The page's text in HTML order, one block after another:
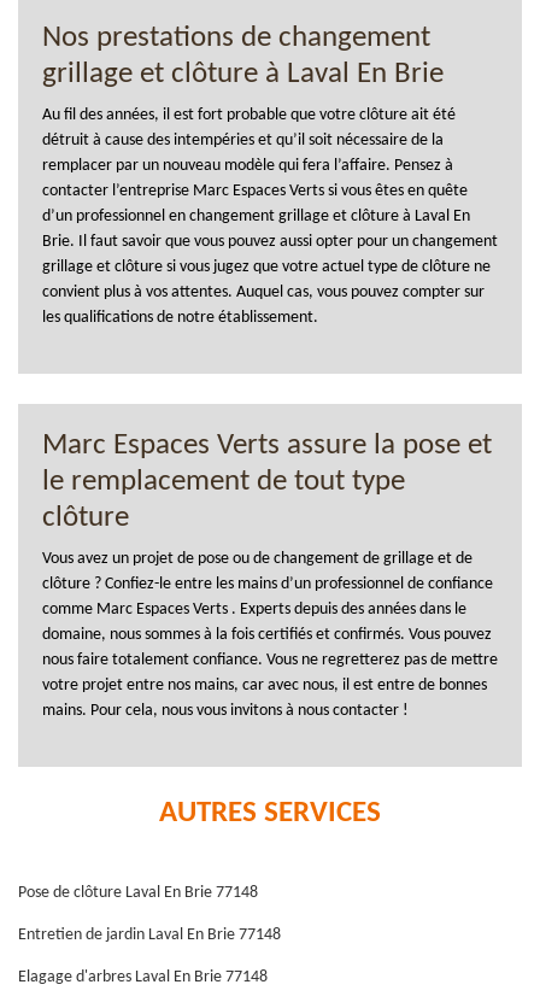
Nos prestations de changement
grillage et clôture à Laval En Brie
Au fil des années, il est fort probable que votre clôture ait été
détruit à cause des intempéries et qu’il soit nécessaire de la
remplacer par un nouveau modèle qui fera l’affaire. Pensez à
contacter l’entreprise Marc Espaces Verts si vous êtes en quête
d’un professionnel en changement grillage et clôture à Laval En
Brie. Il faut savoir que vous pouvez aussi opter pour un changement
grillage et clôture si vous jugez que votre actuel type de clôture ne
convient plus à vos attentes. Auquel cas, vous pouvez compter sur
les qualifications de notre établissement.
Marc Espaces Verts assure la pose et
le remplacement de tout type
clôture
Vous avez un projet de pose ou de changement de grillage et de
clôture ? Confiez-le entre les mains d’un professionnel de confiance
comme Marc Espaces Verts . Experts depuis des années dans le
domaine, nous sommes à la fois certifiés et confirmés. Vous pouvez
nous faire totalement confiance. Vous ne regretterez pas de mettre
votre projet entre nos mains, car avec nous, il est entre de bonnes
mains. Pour cela, nous vous invitons à nous contacter !
AUTRES SERVICES
Pose de clôture Laval En Brie 77148
Entretien de jardin Laval En Brie 77148
Elagage d'arbres Laval En Brie 77148